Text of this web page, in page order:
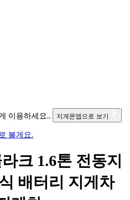
이용하세요.. 지게몬앱으로 보기
볼게요.
크 1.6톤 전동지
배터리 지게차